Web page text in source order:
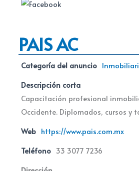
PAIS AC
Categoría del anuncio
Descripción corta
Capacitación profesional
Occidente. Diplomados, cursos y
Web https://www.pais.com.mx
Teléfono 33 3077 7236